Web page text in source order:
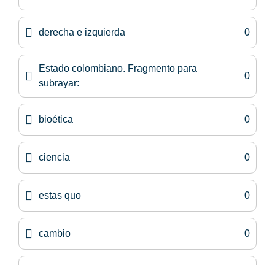
derecha e izquierda 0
Estado colombiano. Fragmento para
subrayar:
0
bioética 0
ciencia 0
estas quo 0
cambio 0